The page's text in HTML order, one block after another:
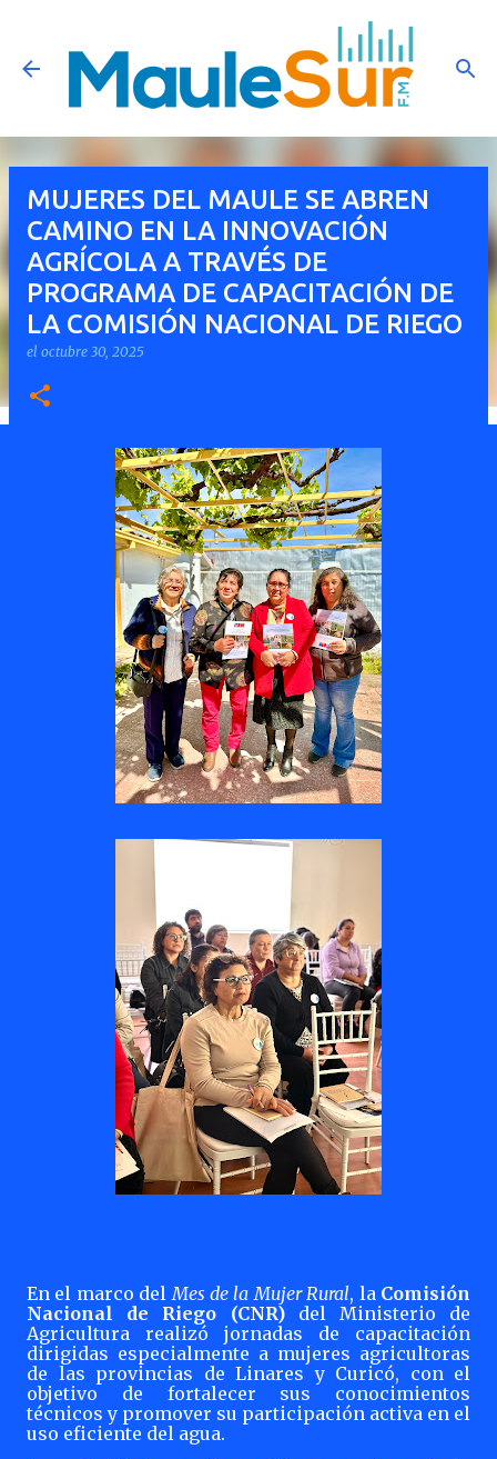
Ir al contenido principal
MUJERES DEL MAULE SE ABREN
CAMINO EN LA INNOVACIÓN
AGRÍCOLA A TRAVÉS DE
PROGRAMA DE CAPACITACIÓN DE
LA COMISIÓN NACIONAL DE RIEGO
el octubre 30, 2025
En el marco delMes de la Mujer Rural, la Comisión
Nacional de Riego (CNR)del Ministerio de
Agricultura realizó jornadas de capacitación
dirigidas especialmente a mujeres agricultoras
de las provincias de Linares y Curicó, con el
objetivo de fortalecer sus conocimientos
técnicos y promover su participación activa en el
uso eficiente del agua.